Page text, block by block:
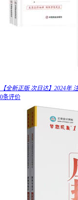
【全新正版 次日达】2024年
0条评价